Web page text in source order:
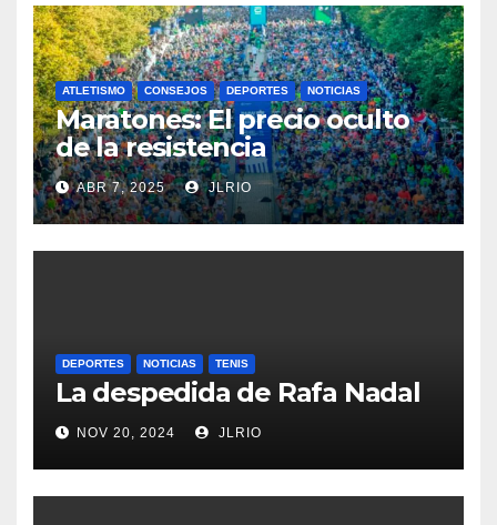
ATLETISMO CONSEJOS DEPORTES NOTICIAS
Maratones: El precio oculto
de la resistencia
ABR 7, 2025 JLRIO
DEPORTES NOTICIAS TENIS
La despedida de Rafa Nadal
NOV 20, 2024 JLRIO